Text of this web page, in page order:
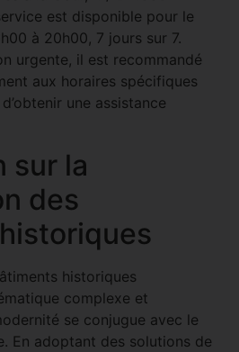
est disponible pour le
à 20h00, 7 jours sur 7.
urgente, il est recommandé
aux horaires spécifiques
une assistance
sur la
des
historiques
complexe et
se conjugue avec le
En adoptant des solutions de